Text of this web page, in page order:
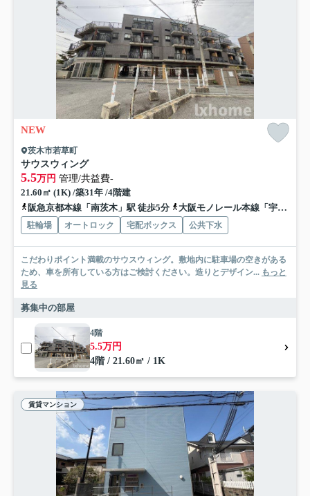
NEW
茨木市若草町
サウスウィング
5.5万円 管理/共益費-
21.60㎡ (1K) /築31年 /4階建
阪急京都本線「南茨木」駅 徒歩5分
大阪モノレール本線「宇野辺」駅 徒歩17分
駐輪場 オートロック 宅配ボックス 公共下水
こだわりポイント満載のサウスウィング。敷地内に駐車場の空きがある
ため、車を所有している方はご検討ください。造りとデザイン... もっと
見る
募集中の部屋
4階
5.5万円
4階 / 21.60㎡ / 1K
賃貸マンション